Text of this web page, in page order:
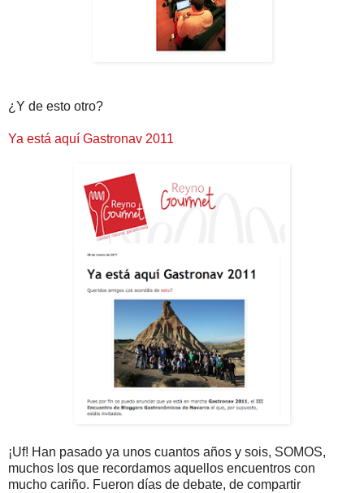
¿Y de esto otro?
Ya está aquí Gastronav 2011
¡Uf! Han pasado ya unos cuantos años y sois, SOMOS,
muchos los que recordamos aquellos encuentros con
mucho cariño. Fueron días de debate, de compartir